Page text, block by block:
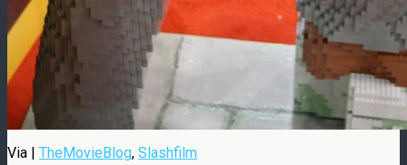
Via | TheMovieBlog, Slashfilm